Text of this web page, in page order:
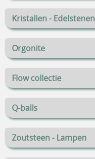
Kristallen - Edelstenen
Orgonite
Flow collectie
Q-balls
Zoutsteen - Lampen